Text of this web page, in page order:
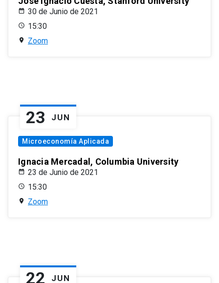
30 de Junio de 2021
15:30
Zoom
23 JUN
Microeconomía Aplicada
Ignacia Mercadal, Columbia University
23 de Junio de 2021
15:30
Zoom
22 JUN